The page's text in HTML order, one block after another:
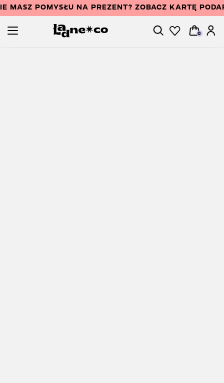
MASZ POMYSŁU NA PREZENT? ZOBACZ KARTĘ
0